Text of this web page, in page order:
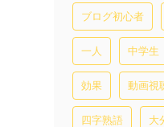
ブログ初心者
一人 中学生
効果 動画視
四字熟語 大